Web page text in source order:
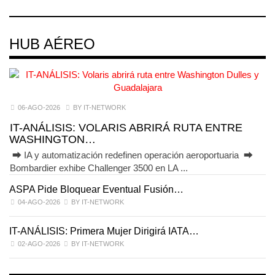
HUB AÉREO
06-AGO-2026 BY IT-NETWORK
IT-ANÁLISIS: VOLARIS ABRIRÁ RUTA ENTRE
WASHINGTON…
⮕ IA y automatización redefinen operación aeroportuaria ⮕
Bombardier exhibe Challenger 3500 en LA ...
ASPA Pide Bloquear Eventual Fusión…
04-AGO-2026 BY IT-NETWORK
IT-ANÁLISIS: Primera Mujer Dirigirá IATA…
02-AGO-2026 BY IT-NETWORK